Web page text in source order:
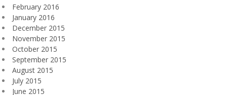
February 2016
January 2016
December 2015
November 2015
October 2015
September 2015
August 2015
July 2015
June 2015